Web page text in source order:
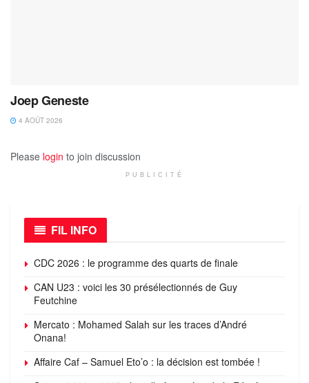
Joep Geneste
4 AOÛT 2026
Please login to join discussion
PUBLICITÉ
FIL INFO
CDC 2026 : le programme des quarts de finale
CAN U23 : voici les 30 présélectionnés de Guy
Feutchine
Mercato : Mohamed Salah sur les traces d’André
Onana!
Affaire Caf – Samuel Eto’o : la décision est tombée !